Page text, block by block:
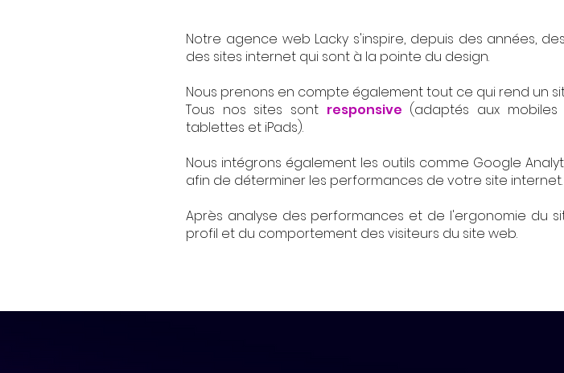
Notre agence web Lacky s'inspire, depuis des années,
des sites internet qui sont à la pointe du design.
Nous prenons en compte également tout ce qui rend un
Tous nos sites sont responsive (adaptés aux
tablettes et iPads).
Nous intégrons également les outils comme Google
afin de déterminer les performances de votre site internet.
Après analyse des performances et de l'ergonomie du
profil et du comportement des visiteurs du site web.